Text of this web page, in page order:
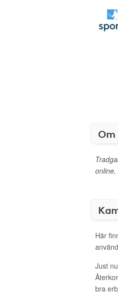
Om
online,
Här
Just
bra